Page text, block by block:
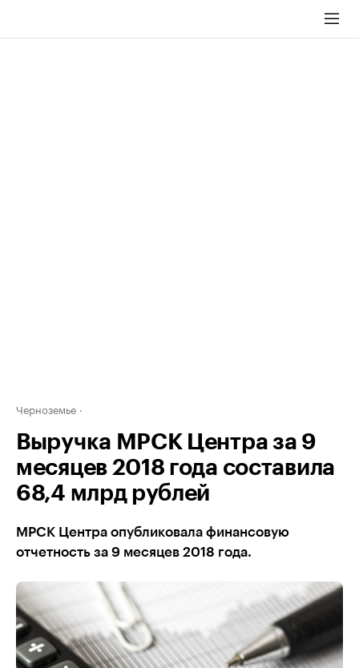
Черноземье
Выручка МРСК Центра за 9
месяцев 2018 года составила
68,4 млрд рублей
МРСК Центра опубликовала финансовую
отчетность за 9 месяцев 2018 года.